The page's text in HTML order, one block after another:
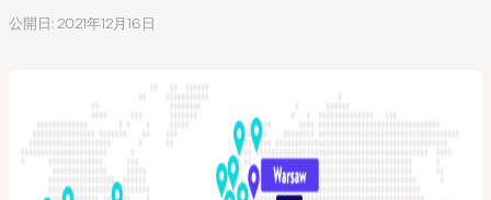
公開日 2021年12月16日